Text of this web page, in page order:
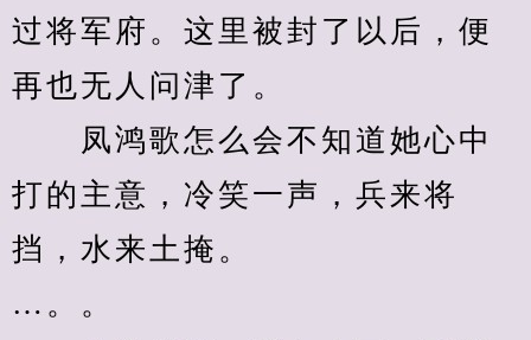
过将军府。这里被封了以后，便
再也无人问津了。
凤鸿歌怎么会不知道她心中
打的主意，冷笑一声，兵来将
挡，水来土掩。
…。。